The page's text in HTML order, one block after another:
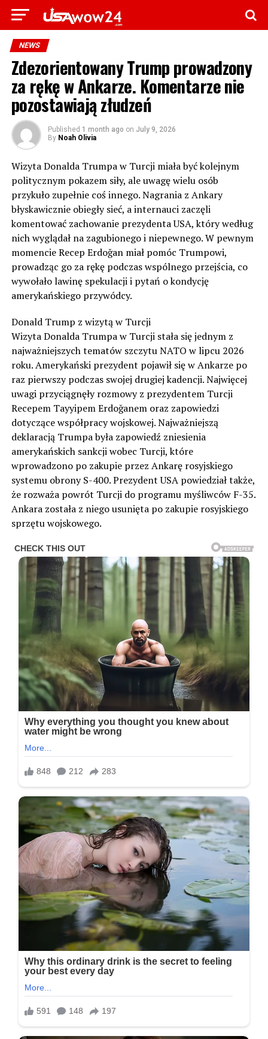
NEWS
Zdezorientowany Trump prowadzony
za rękę w Ankarze. Komentarze nie
pozostawiają złudzeń
Published 1 month ago on July 9, 2026
By Noah Olivia
Wizyta Donalda Trumpa w Turcji miała być kolejnym
politycznym pokazem siły, ale uwagę wielu osób
przykuło zupełnie coś innego. Nagrania z Ankary
błyskawicznie obiegły sieć, a internauci zaczęli
komentować zachowanie prezydenta USA, który według
nich wyglądał na zagubionego i niepewnego. W pewnym
momencie Recep Erdoğan miał pomóc Trumpowi,
prowadząc go za rękę podczas wspólnego przejścia, co
wywołało lawinę spekulacji i pytań o kondycję
amerykańskiego przywódcy.
Donald Trump z wizytą w Turcji
Wizyta Donalda Trumpa w Turcji stała się jednym z
najważniejszych tematów szczytu NATO w lipcu 2026
roku. Amerykański prezydent pojawił się w Ankarze po
raz pierwszy podczas swojej drugiej kadencji. Najwięcej
uwagi przyciągnęły rozmowy z prezydentem Turcji
Recepem Tayyipem Erdoğanem oraz zapowiedzi
dotyczące współpracy wojskowej. Najważniejszą
deklaracją Trumpa była zapowiedź zniesienia
amerykańskich sankcji wobec Turcji, które
wprowadzono po zakupie przez Ankarę rosyjskiego
systemu obrony S-400. Prezydent USA powiedział także,
że rozważa powrót Turcji do programu myśliwców F-35.
Ankara została z niego usunięta po zakupie rosyjskiego
sprzętu wojskowego.